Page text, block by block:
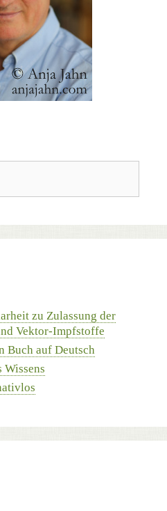
zu Zulassung der
Vektor-Impfstoffe
Buch auf Deutsch
Wissens